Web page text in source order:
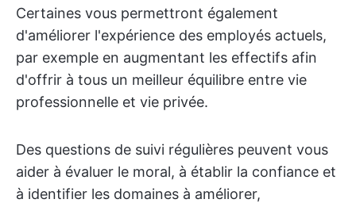
Certaines vous permettront également
d'améliorer l'expérience des employés actuels,
par exemple en augmentant les effectifs afin
d'offrir à tous un meilleur équilibre entre vie
professionnelle et vie privée.
Des questions de suivi régulières peuvent vous
aider à évaluer le moral, à établir la confiance et
à identifier les domaines à améliorer,